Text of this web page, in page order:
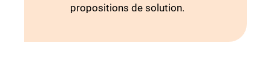
propositions de solution.